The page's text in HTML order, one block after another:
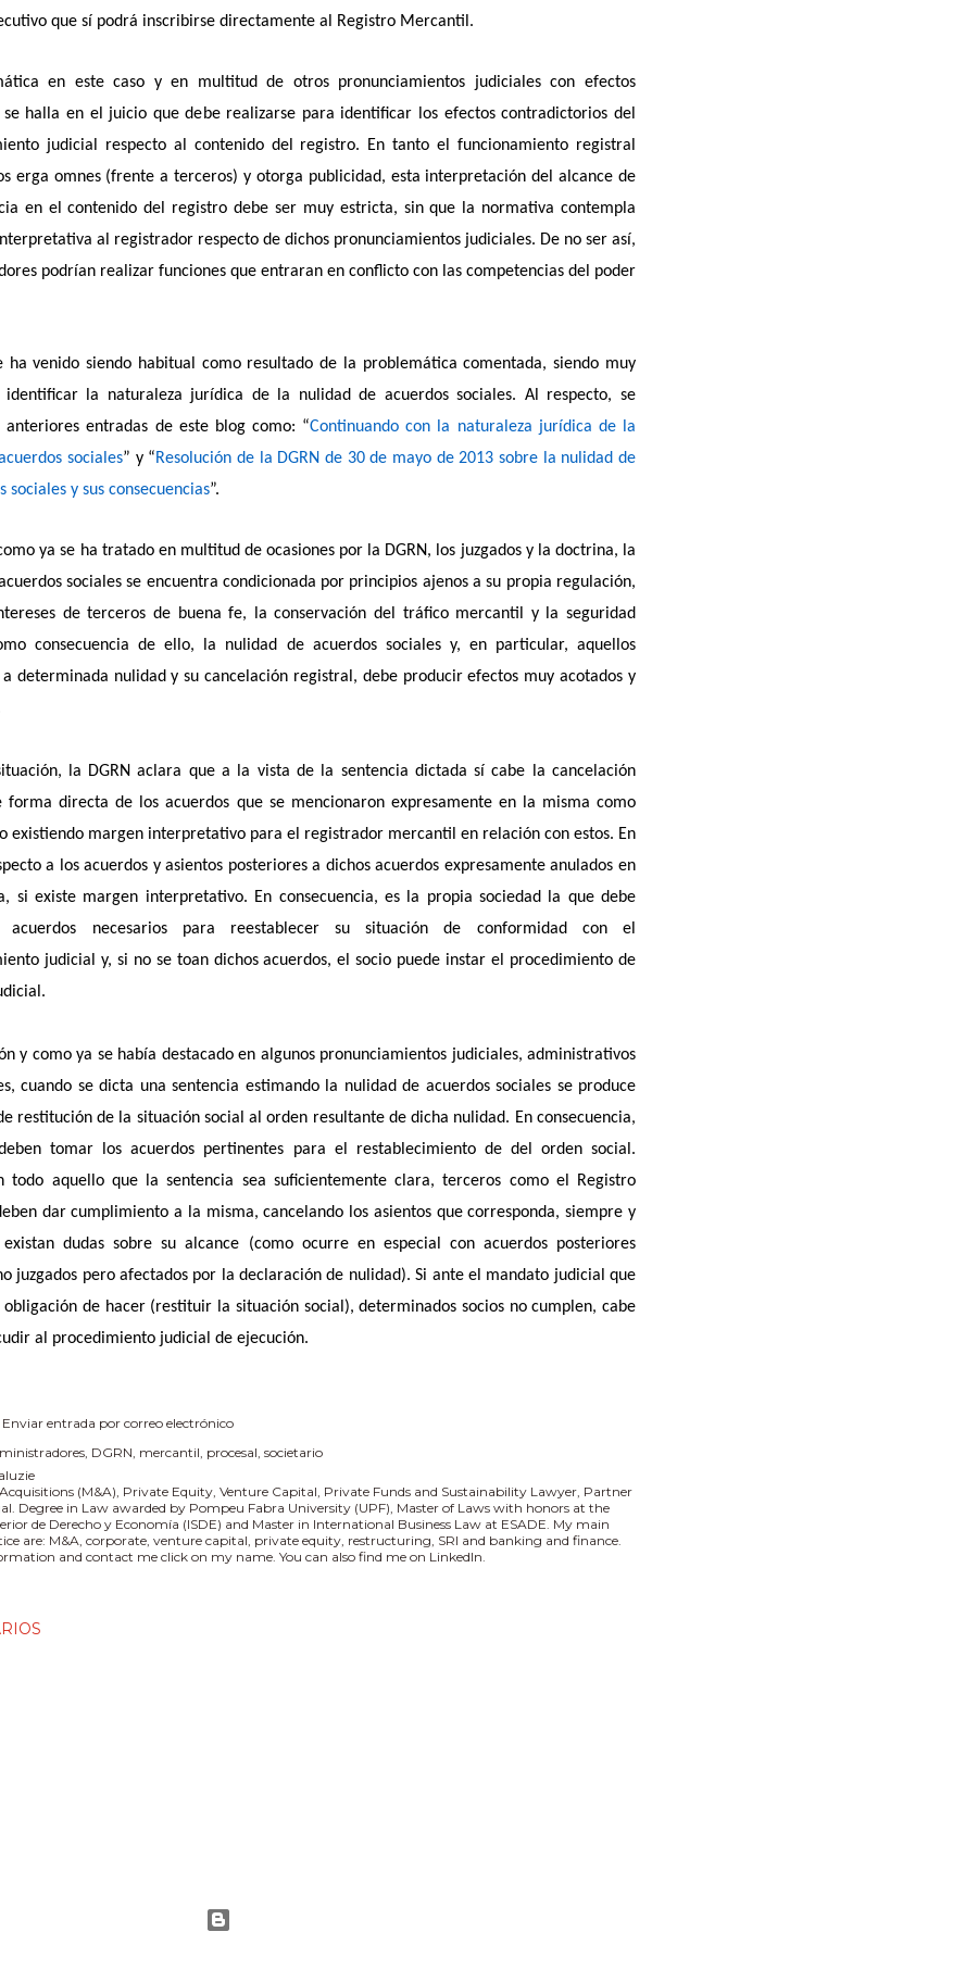
que sí podrá inscribirse directamente al Registro Mercantil.
en este caso y en multitud de otros pronunciamientos judiciales con efectos
se halla en el juicio que debe realizarse para identificar los efectos contradictorios del
judicial respecto al contenido del registro. En tanto el funcionamiento registral
erga omnes (frente a terceros) y otorga publicidad, esta interpretación del alcance de
en el contenido del registro debe ser muy estricta, sin que la normativa contempla
al registrador respecto de dichos pronunciamientos judiciales. De no ser así,
podrían realizar funciones que entraran en conflicto con las competencias del poder
ha venido siendo habitual como resultado de la problemática comentada, siendo muy
identificar la naturaleza jurídica de la nulidad de acuerdos sociales. Al respecto, se
anteriores entradas de este blog como: “Continuando con la naturaleza jurídica de la
sociales” y “Resolución de la DGRN de 30 de mayo de 2013 sobre la nulidad de
sociales y sus consecuencias”.
ya se ha tratado en multitud de ocasiones por la DGRN, los juzgados y la doctrina, la
sociales se encuentra condicionada por principios ajenos a su propia regulación,
de terceros de buena fe, la conservación del tráfico mercantil y la seguridad
consecuencia de ello, la nulidad de acuerdos sociales y, en particular, aquellos
determinada nulidad y su cancelación registral, debe producir efectos muy acotados y
la DGRN aclara que a la vista de la sentencia dictada sí cabe la cancelación
forma directa de los acuerdos que se mencionaron expresamente en la misma como
existiendo margen interpretativo para el registrador mercantil en relación con estos. En
a los acuerdos y asientos posteriores a dichos acuerdos expresamente anulados en
si existe margen interpretativo. En consecuencia, es la propia sociedad la que debe
necesarios para reestablecer su situación de conformidad con el
judicial y, si no se toan dichos acuerdos, el socio puede instar el procedimiento de
y como ya se había destacado en algunos pronunciamientos judiciales, administrativos
cuando se dicta una sentencia estimando la nulidad de acuerdos sociales se produce
restitución de la situación social al orden resultante de dicha nulidad. En consecuencia,
tomar los acuerdos pertinentes para el restablecimiento de del orden social.
todo aquello que la sentencia sea suficientemente clara, terceros como el Registro
dar cumplimiento a la misma, cancelando los asientos que corresponda, siempre y
dudas sobre su alcance (como ocurre en especial con acuerdos posteriores
juzgados pero afectados por la declaración de nulidad). Si ante el mandato judicial que
obligación de hacer (restituir la situación social), determinados socios no cumplen, cabe
al procedimiento judicial de ejecución.
Enviar entrada por correo electrónico
DGRN mercantil procesal societario
(M&A), Private Equity, Venture Capital, Private Funds and Sustainability Lawyer, Partner
Degree in Law awarded by Pompeu Fabra University (UPF), Master of Laws with honors at the
de Derecho y Economía (ISDE) and Master in International Business Law at ESADE. My main
are: M&A, corporate, venture capital, private equity, restructuring, SRI and banking and finance.
and contact me click on my name. You can also find me on LinkedIn.